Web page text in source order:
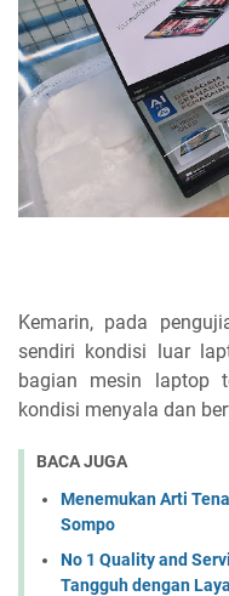
Kemarin, pada
sendiri kondisi luar
bagian mesin laptop
kondisi menyala dan
BACA JUGA
Menemukan Arti
Sompo
No 1 Quality and
Tangguh dengan